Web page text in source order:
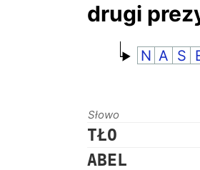
drugi
N A S
Słowo
TŁO
ABEL